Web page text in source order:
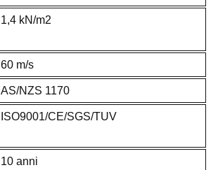
1,4 kN/m2
60 m/s
AS/NZS 1170
ISO9001/CE/SGS/TUV
10 anni